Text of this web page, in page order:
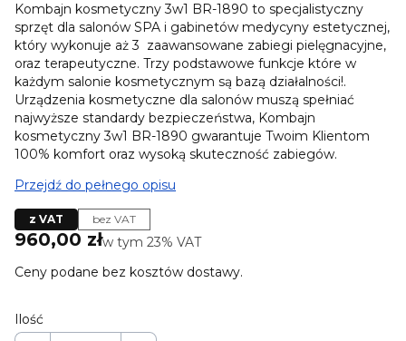
Kombajn kosmetyczny 3w1 BR-1890 to specjalistyczny
sprzęt dla salonów SPA i gabinetów medycyny estetycznej,
który wykonuje aż 3 zaawansowane zabiegi pielęgnacyjne,
oraz terapeutyczne. Trzy podstawowe funkcje które w
każdym salonie kosmetycznym są bazą działalności!.
Urządzenia kosmetyczne dla salonów muszą spełniać
najwyższe standardy bezpieczeństwa, Kombajn
kosmetyczny 3w1 BR-1890 gwarantuje Twoim Klientom
100% komfort oraz wysoką skuteczność zabiegów.
Przejdź do pełnego opisu
z VAT bez VAT
Cena
960,00 złw tym 23% VAT
w tym 23% VAT
Ceny podane bez kosztów dostawy.
Ilość